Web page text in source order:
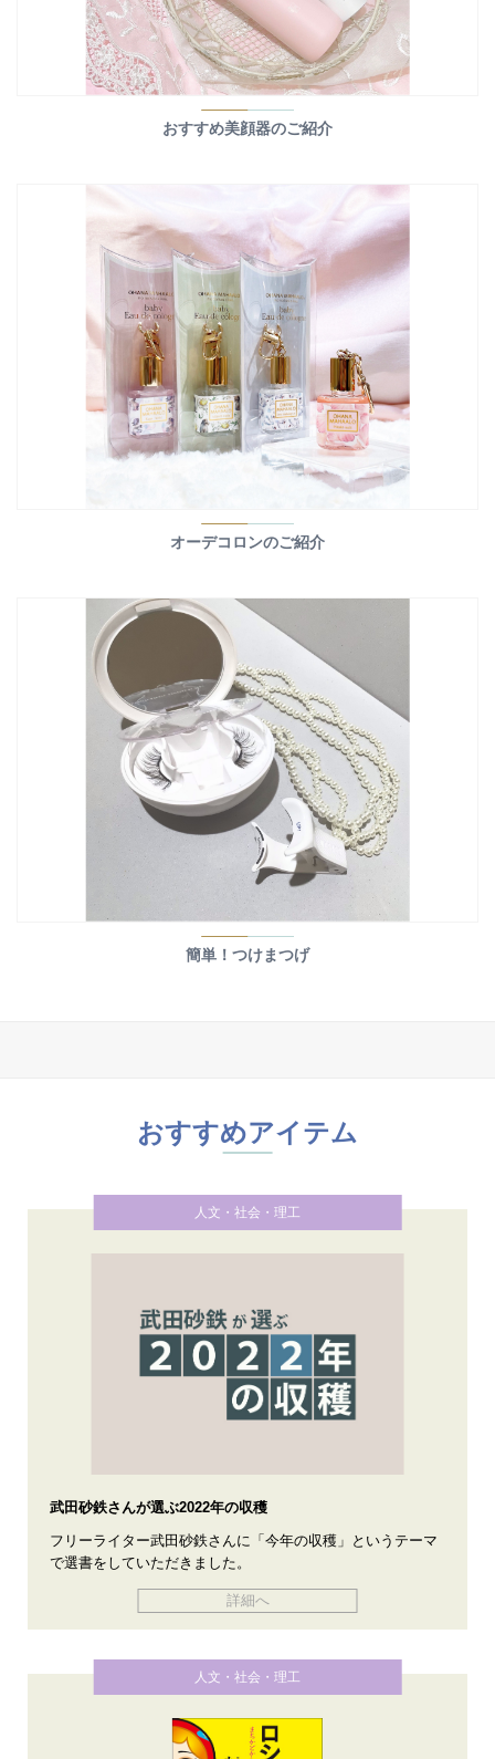
おすすめ美顔器のご紹介
オーデコロンのご紹介
簡単！つけまつげ
おすすめアイテム
人文・社会・理工
武田砂鉄さんが選ぶ2022年の収穫
フリーライター武田砂鉄さんに「今年の収穫」というテーマ
で選書をしていただきました。
詳細へ
人文・社会・理工